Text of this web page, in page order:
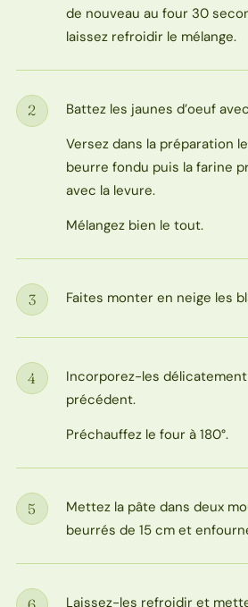
de nouveau au four 30
laissez refroidir le mélange.
Étape
2
Battez les jaunes d’oeuf
Versez dans la préparation
beurre fondu puis la farine
avec la levure.
Mélangez bien le tout.
Étape
3 Faites monter en neige les
Étape
4
Incorporez-les délicatement
précédent.
Préchauffez le four à 180°.
Étape
5
Mettez la pâte dans deux
beurrés de 15 cm et
Laissez-les refroidir et